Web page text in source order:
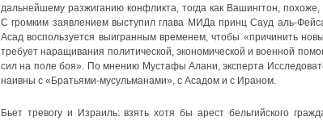
дальнейшему разжиганию конфликта, тогда как Вашингтон,
С громким заявлением выступил глава МИДа принц Сауд аль-
Асад воспользуется выигранным временем, чтобы «причинить
требует наращивания политической, экономической и военной
сил на поле боя». По мнению Мустафы Алани, эксперта
наивны с «Братьями-мусульманами», с Асадом и с Ираном.
Бьет тревогу и Израиль: взять хотя бы арест бельгийского